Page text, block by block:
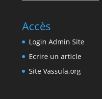
Accès
Login Admin Site
Ecrire un article
Site Vassula.org